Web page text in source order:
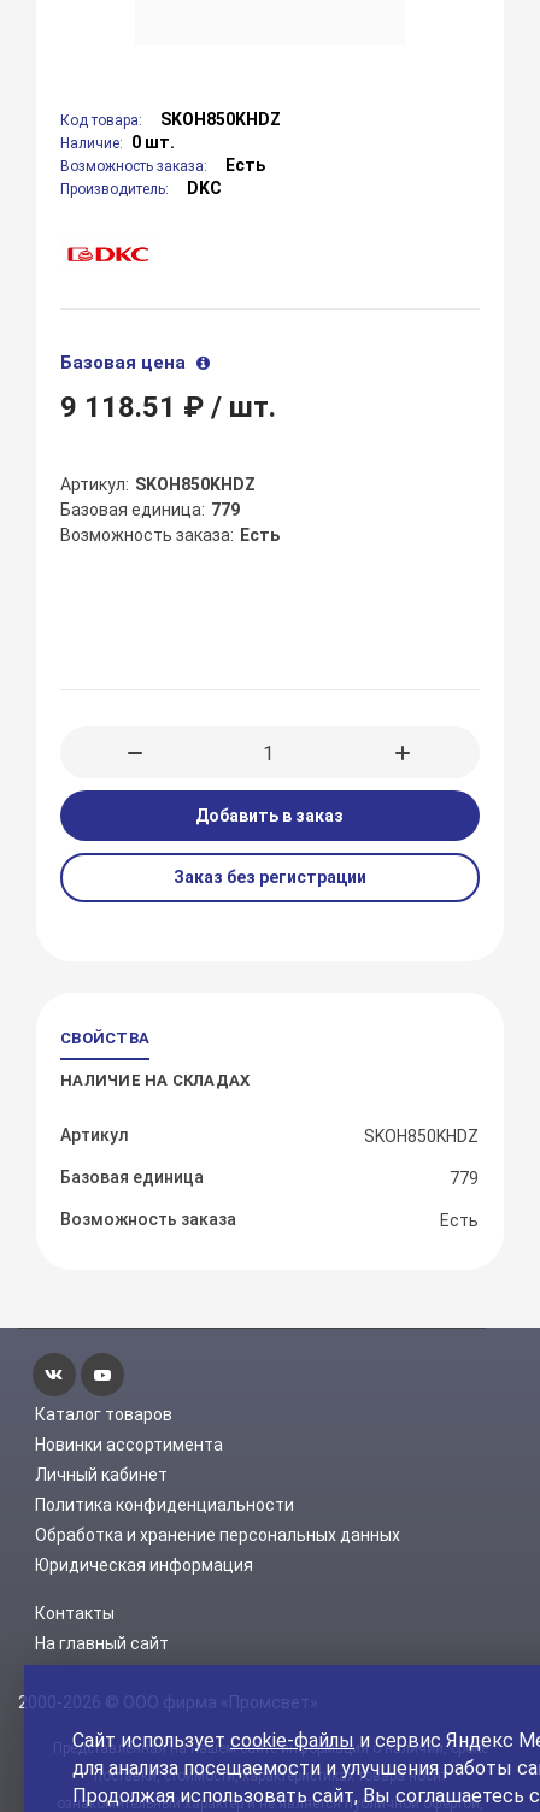
Код товара: SKOH850KHDZ
Наличие: 0 шт.
Возможность заказа: Есть
Производитель: DKC
Базовая цена
9 118.51 ₽/ шт.
Артикул
SKOH850KHDZ
Базовая единица 779
Возможность заказа
Есть
Добавить в заказ
Заказ без регистрации
СВОЙСТВА
НАЛИЧИЕ НА СКЛАДАХ
Артикул SKOH850KHDZ
Базовая единица 779
Возможность заказа Есть
Каталог товаров
Новинки ассортимента
Личный кабинет
Политика конфиденциальности
Обработка и хранение персональных данных
Юридическая информация
Контакты
На главный сайт
2000-2026 © ООО фирма «Промсвет»
Представленная на нашем сайте информация о наличии, сроке
поставки, стоимости, характеристиках товара носит
ознакомительный характер и не является публичной офертой,
Сайт используетcookie-файлы и сервис Яндекс
для анализа посещаемости и улучшения работы
Продолжая использовать сайт, Вы соглашаетесь